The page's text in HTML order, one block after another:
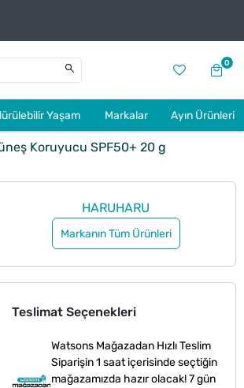
0
Yaşam Markalar Ayın Ürünleri
Koruyucu SPF50+ 20 g
HARUHARU
Markanın Tüm Ürünleri
Teslimat Seçenekleri
Watsons Mağazadan Hızlı Teslim
Siparişin 1 saat içerisinde seçtiğin
mağazamızda hazır olacak! 7 gün